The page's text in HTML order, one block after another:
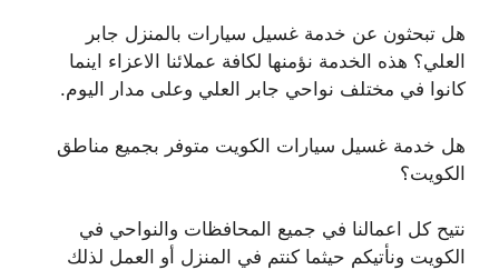
هل تبحثون عن خدمة غسيل سيارات بالمنزل جابر
العلي؟ هذه الخدمة نؤمنها لكافة عملائنا الاعزاء اينما
كانوا في مختلف نواحي جابر العلي وعلى مدار اليوم.
هل خدمة غسيل سيارات الكويت متوفر بجميع مناطق
الكويت؟
نتيح كل اعمالنا في جميع المحافظات والنواحي في
الكويت ونأتيكم حيثما كنتم في المنزل أو العمل لذلك